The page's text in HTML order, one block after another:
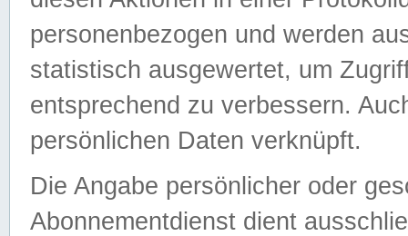
personenbezogen und werden
statistisch ausgewertet, um
entsprechend zu verbessern.
persönlichen Daten verknüpft.
Die Angabe persönlicher oder
Abonnementdienst dient